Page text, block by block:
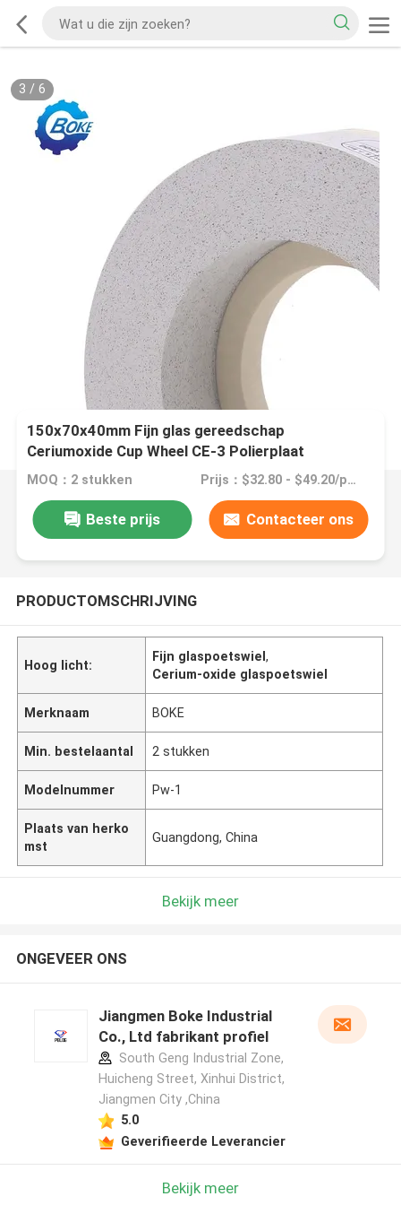
3 / 6
150x70x40mm Fijn glas gereedschap
Ceriumoxide Cup Wheel CE-3 Polierplaat
MOQ：2 stukken Prijs：$32.80 - $49.20/pieces
Beste prijs Contacteer ons
PRODUCTOMSCHRIJVING
Hoog licht:
Fijn glaspoetswiel,
Cerium-oxide glaspoetswiel
Merknaam BOKE
Min. bestelaantal 2 stukken
Modelnummer Pw-1
Plaats van herko
mst
Guangdong, China
Bekijk meer
ONGEVEER ONS
Jiangmen Boke Industrial
Co., Ltd fabrikant profiel
South Geng Industrial Zone,
Huicheng Street, Xinhui District,
Jiangmen City ,China
5.0
Geverifieerde Leverancier
Bekijk meer